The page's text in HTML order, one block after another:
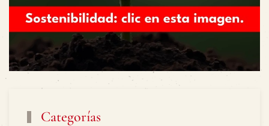
Categorías